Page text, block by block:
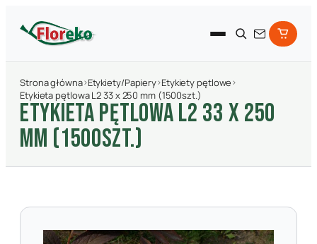
Strona główna›Etykiety/Papiery›Etykiety pętlowe›
Etykieta pętlowa L2 33 x 250 mm (1500szt.)
ETYKIETA PęTLOWA L2 33 X 250
MM (1500SZT.)